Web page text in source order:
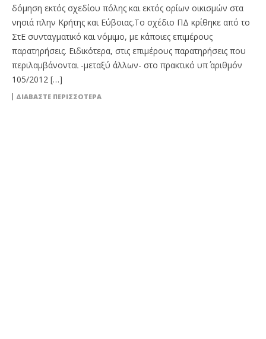
δόμηση εκτός σχεδίου πόλης και εκτός ορίων οικισμών στα
νησιά πλην Κρήτης και Εύβοιας.Το σχέδιο ΠΔ κρίθηκε από το
ΣτΕ συνταγματικό και νόμιμο, με κάποιες επιμέρους
παρατηρήσεις. Ειδικότερα, στις επιμέρους παρατηρήσεις που
περιλαμβάνονται -μεταξύ άλλων- στο πρακτικό υπ΄ αριθμόν
105/2012 […]
ΔΙΑΒΆΣΤΕ ΠΕΡΙΣΣΌΤΕΡΑ